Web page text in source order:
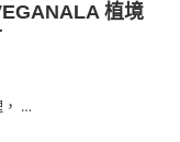
植境
， …